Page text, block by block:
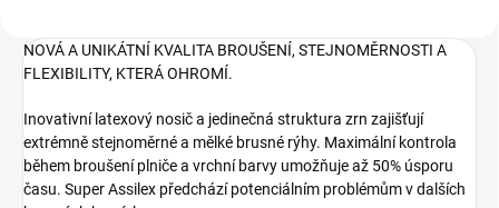
NOVÁ A UNIKÁTNÍ KVALITA BROUŠENÍ, STEJNOMĚRNOSTI A
FLEXIBILITY, KTERÁ OHROMÍ.
Inovativní latexový nosič a jedinečná struktura zrn zajišťují
extrémně stejnoměrné a mělké brusné rýhy. Maximální kontrola
během broušení plniče a vrchní barvy umožňuje až 50% úsporu
času. Super Assilex předchází potenciálním problémům v dalších